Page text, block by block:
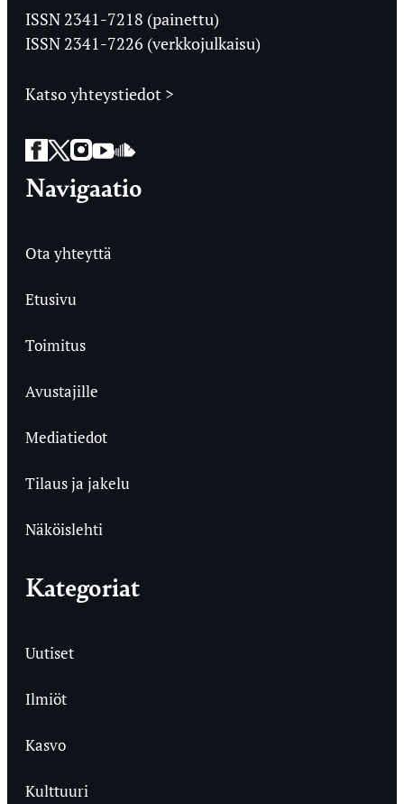
Ylioppilaslehti
ISSN 2341-7218 (painettu)
ISSN 2341-7226 (verkkojulkaisu)
Katso yhteystiedot >
Facebook
Twitter
Instagram
YouTube
SoundCloud
Navigaatio
Ota yhteyttä
Etusivu
Toimitus
Avustajille
Mediatiedot
Tilaus ja jakelu
Näköislehti
Kategoriat
Uutiset
Ilmiöt
Kasvo
Kulttuuri